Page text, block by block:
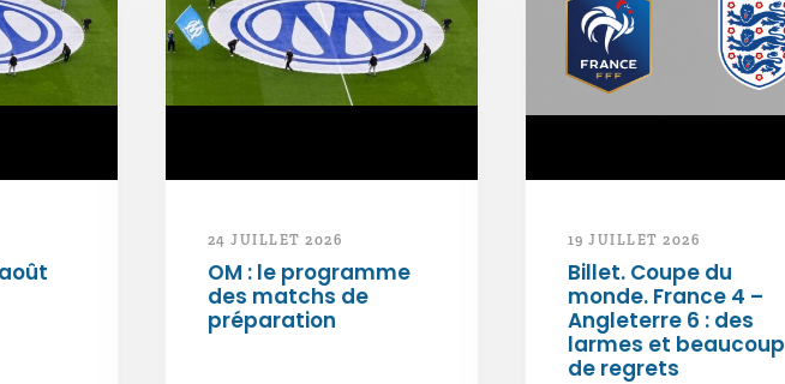
24 JUILLET 2026
OM : le programme
des matchs de
préparation
19 JUILLET 2026
Billet. Coupe du
monde. France 4 –
Angleterre 6 : des
larmes et beaucoup
de regrets